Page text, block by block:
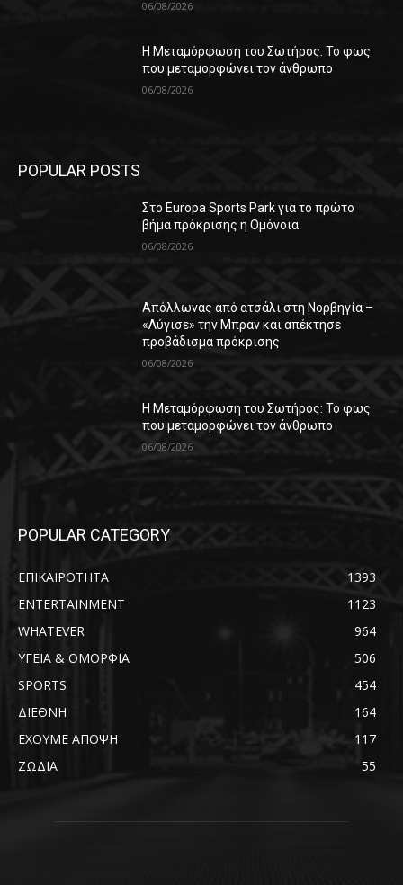
06/08/2026
Η Μεταμόρφωση του Σωτήρος: Το φως
που μεταμορφώνει τον άνθρωπο
06/08/2026
POPULAR POSTS
Στο Europa Sports Park για το πρώτο
βήμα πρόκρισης η Ομόνοια
06/08/2026
Απόλλωνας από ατσάλι στη Νορβηγία –
«Λύγισε» την Μπραν και απέκτησε
προβάδισμα πρόκρισης
06/08/2026
Η Μεταμόρφωση του Σωτήρος: Το φως
που μεταμορφώνει τον άνθρωπο
06/08/2026
POPULAR CATEGORY
ΕΠΙΚΑΙΡΟΤΗΤΑ
1393
ENTERTAINMENT
1123
WHATEVER
964
ΥΓΕΙΑ & ΟΜΟΡΦΙΑ
506
SPORTS
454
ΔΙΕΘΝΗ
164
ΕΧΟΥΜΕ ΑΠΟΨΗ
117
ΖΩΔΙΑ
55